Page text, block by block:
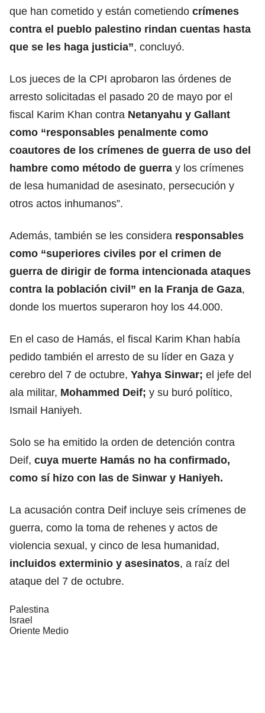
que han cometido y están cometiendo crímenes
contra el pueblo palestino rindan cuentas hasta
que se les haga justicia”, concluyó.
Los jueces de la CPI aprobaron las órdenes de
arresto solicitadas el pasado 20 de mayo por el
fiscal Karim Khan contra Netanyahu y Gallant
como “responsables penalmente como
coautores de los crímenes de guerra de uso del
hambre como método de guerra y los crímenes
de lesa humanidad de asesinato, persecución y
otros actos inhumanos”.
Además, también se les considera responsables
como “superiores civiles por el crimen de
guerra de dirigir de forma intencionada ataques
contra la población civil” en la Franja de Gaza,
donde los muertos superaron hoy los 44.000.
En el caso de Hamás, el fiscal Karim Khan había
pedido también el arresto de su líder en Gaza y
cerebro del 7 de octubre, Yahya Sinwar; el jefe del
ala militar, Mohammed Deif; y su buró político,
Ismail Haniyeh.
Solo se ha emitido la orden de detención contra
Deif, cuya muerte Hamás no ha confirmado,
como sí hizo con las de Sinwar y Haniyeh.
La acusación contra Deif incluye seis crímenes de
guerra, como la toma de rehenes y actos de
violencia sexual, y cinco de lesa humanidad,
incluidos exterminio y asesinatos, a raíz del
ataque del 7 de octubre.
Palestina
Israel
Oriente Medio